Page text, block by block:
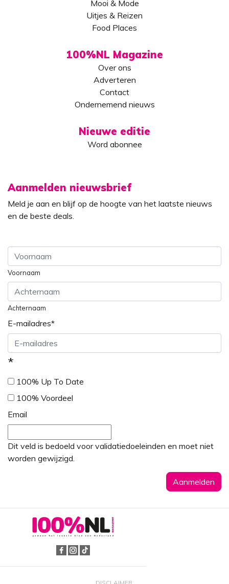
Mooi & Mode
Uitjes & Reizen
Food Places
100%NL Magazine
Over ons
Adverteren
Contact
Ondernemend nieuws
Nieuwe editie
Word abonnee
Aanmelden nieuwsbrief
Meld je aan en blijf op de hoogte van het laatste nieuws
en de beste deals.
Voornaam
Achternaam
E-mailadres*
*
100% Up To Date
100% Voordeel
Email
Dit veld is bedoeld voor validatiedoeleinden en moet niet
worden gewijzigd.